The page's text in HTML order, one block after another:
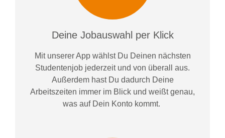
Deine Jobauswahl per Klick
Mit unserer App wählst Du Deinen nächsten
Studentenjob jederzeit und von überall aus.
Außerdem hast Du dadurch Deine
Arbeitszeiten immer im Blick und weißtgenau,
was auf Dein Konto kommt.